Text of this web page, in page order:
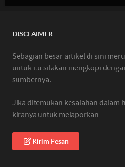
DISCLAIMER
Sebagian besar artikel di sini
untuk itu silakan mengkopi
sumbernya.
Jika ditemukan kesalahan dalam
kiranya untuk melaporkan
Kirim Pesan